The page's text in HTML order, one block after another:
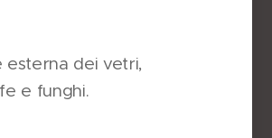
esterna dei vetri,
e funghi.